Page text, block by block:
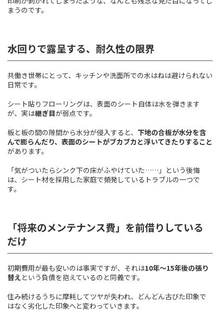
まうのです。
水回りで露呈する、耐久性の限界
共働き世帯にとって、キッチンや洗面所での水はねは避けられない
日常です。
シート貼りフローリングは、表面のシート自体は水を弾きます
が、実は継ぎ目が弱点です。
板と板の間の隙間から水分が侵入すると、 下地の合板が水分を含
んで膨らんだり、表面のシートがブカブカと浮いてきたりすること
があります。
「気がついたらシンク下の床がふやけていた……」という後悔
は、シート材を採用した家庭で頻発しているトラブルの一つで
す。
「将来のメンテナンス費」を前借りしている
だけ
初期費用が最も安いのは事実ですが、それは10年～15年後の張り
替えという負債を抱えているのと同義です。
住み続けるうちに摩耗してツヤが失われ、どんどん古びた印象で
はなく劣化した印象へと変わっていきます。